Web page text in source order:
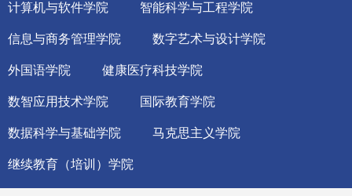
计算机与软件学院 智能科学与工程学院
信息与商务管理学院 数字艺术与设计学院
外国语学院 健康医疗科技学院
数智应用技术学院 国际教育学院
数据科学与基础学院 马克思主义学院
继续教育（培训）学院